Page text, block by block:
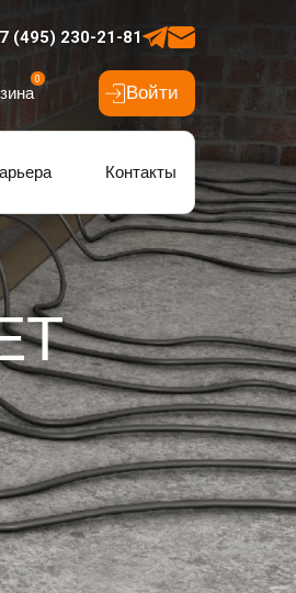
(495) 230-21-81
0
Войти
Контакты